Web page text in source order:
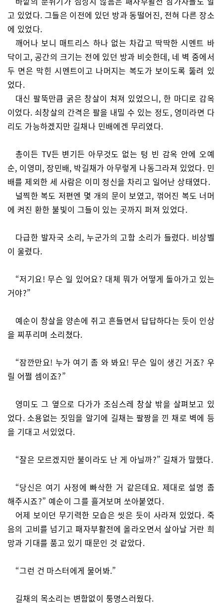
고 있었다. 그들은 이전에 있던 방과 동떨어진, 전혀 다른 장소
에 있었다.
깨어나 보니 매트리스 하나 없는 차갑고 딱딱한 시멘트 바
닥이고, 공간의 크기는 전에 있던 방과 비슷한데, 네 벽 중에서
두 면은 막힌 시멘트이고 나머지는 복도가 보이도록 뚫려 있
었다.
대신 팔뚝만큼 굵은 창살이 쳐져 있었으니, 한 마디로 감옥
이었다. 쇠창살의 간격은 팔을 내밀 수 있는 정도, 영미라면 다
리도 가능하겠지만 길채나 민배에겐 무리였다.
총이든 TV든 변기든 아무것도 없는 텅 빈 감옥 안에 오예
순, 이영미, 장민배, 박길채가 아무렇게 나동그라져 있었다. 민
배를 제외한 세 사람은 이미 정신을 차리고 일어난 상태였다.
널찍한 복도 저편엔 몇 개의 문이 보였고, 꺾어진 복도 너머
에 켜진 환한 불빛이 그들이 있는 곳까지 퍼져 있었다.
다급한 발자국 소리, 누군가의 고함 소리가 들렸다. 비상벨
이 울렸다.
“저기요! 무슨 일 있어요? 대체 뭐가 어떻게 돌아가고 있는
거야?”
예순이 창살을 양손에 쥐고 흔들면서 답답하다는 듯이 인상
을 찌푸리며 소리쳤다.
“잠깐만요! 누가 여기 좀 와 봐요! 무슨 일이 생긴 거죠? 우
릴 어쩔 셈이죠?”
영미도 그 옆으로 다가가 조심스레 창살 밖을 살펴보고 있
었다. 소용없는 짓임을 알기에 길채는 팔짱을 낀 채로 벽에 등
을 기대고 서있었다.
“잘은 모르겠지만 불이라도 난 게 아닐까?” 길채가 말했다.
“당신은 여기 사정에 빠삭한 거 같은데요. 제대로 설명 좀
해주시죠?” 예순이 그를 흘겨보며 쏘아붙였다.
어제 보이던 무기력한 모습은 씻은 듯이 사라져 있었다. 죽
음의 고비를 넘기고 패자부활전에 올라오면서 살아날 거란 희
망과 기대를 품고 있기 때문인 것 같았다.
“그런 건 마스터에게 물어봐.”
길채의 목소리는 변함없이 퉁명스러웠다.